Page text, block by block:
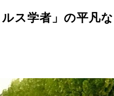
ス学者」の平凡